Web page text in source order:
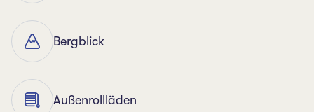
Bergblick
Außenrollläden